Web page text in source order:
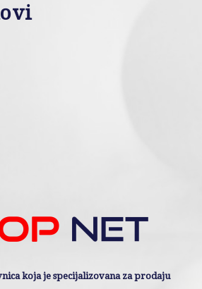
koja je specijalizovana za prodaju